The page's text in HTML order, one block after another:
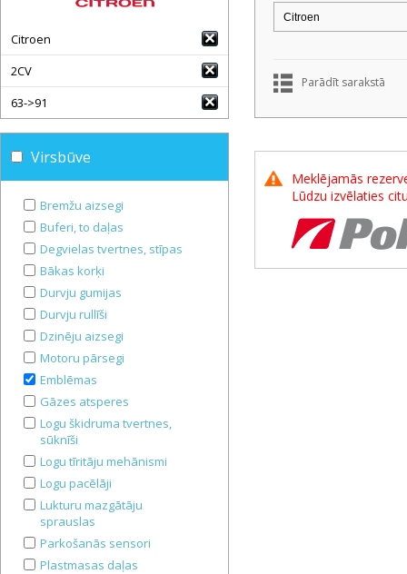
Citroen
2CV
63->91
Virsbūve
Bremžu aizsegi
Buferi, to daļas
Degvielas tvertnes, stīpas
Bākas korķi
Durvju gumijas
Durvju rullīši
Dzinēju aizsegi
Motoru pārsegi
Emblēmas
Gāzes atsperes
Logu škidruma tvertnes,
sūknīši
Logu tīritāju mehānismi
Logu pacēlāji
Lukturu mazgātāju
sprauslas
Parkošanās sensori
Plastmasas daļas
Parādīt sarakstā
Meklējamās
Lūdzu izvēlaties